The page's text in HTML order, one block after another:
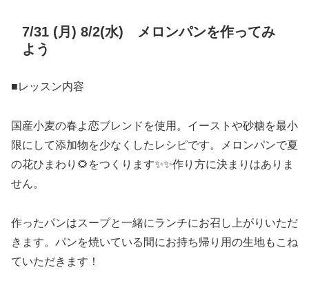
7/31 (月) 8/2(水) メロンパンを作ってみ
よう⁡
■レッスン内容
国産小麦の春よ恋ブレンドを使用。⁡イーストや砂糖を最小
限にして添加物を少なくしたレシピです。⁡メロンパンで夏
の花ひまわり🌻をつくります✨✨⁡作り方に決まりはありま
せん。
⁡作ったパンはスープと一緒にランチにお召し上がりいただ
きます。⁡パンを焼いている間にお持ち帰り用の生地もこね
ていただきます！